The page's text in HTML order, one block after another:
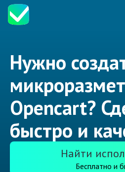
Нужно
Opencart?
быстро и
Найти
Бесплатно и